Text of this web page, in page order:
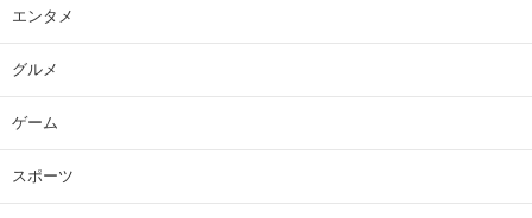
エンタメ
グルメ
ゲーム
スポーツ